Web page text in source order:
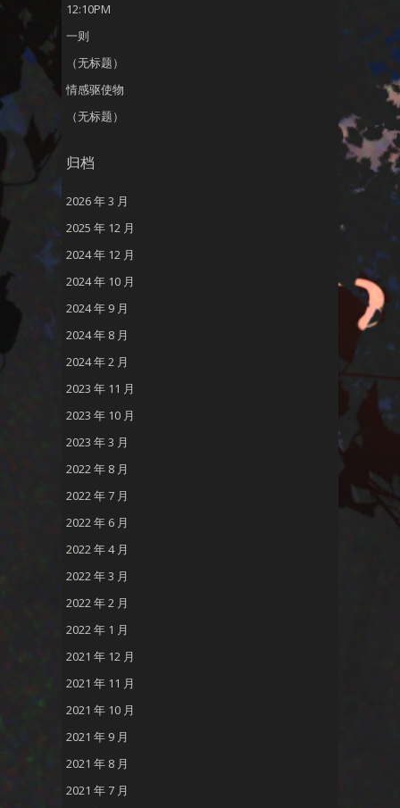
12:10PM
一则
（无标题）
情感驱使物
（无标题）
归档
2026 年 3 月
2025 年 12 月
2024 年 12 月
2024 年 10 月
2024 年 9 月
2024 年 8 月
2024 年 2 月
2023 年 11 月
2023 年 10 月
2023 年 3 月
2022 年 8 月
2022 年 7 月
2022 年 6 月
2022 年 4 月
2022 年 3 月
2022 年 2 月
2022 年 1 月
2021 年 12 月
2021 年 11 月
2021 年 10 月
2021 年 9 月
2021 年 8 月
2021 年 7 月